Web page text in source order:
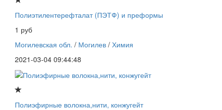
Полиэтилентерефталат (ПЭТФ) и преформы
1 руб
Могилевская обл. / Могилев / Химия
2021-03-04 09:44:48
Полиэфирные волокна,нити, конжугейт